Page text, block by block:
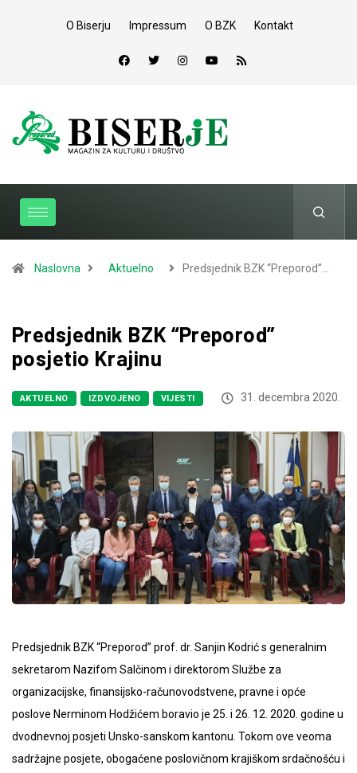
O Biserju Impressum O BZK Kontakt
Naslovna Aktuelno Predsjednik BZK “Preporod”…
Predsjednik BZK “Preporod”
posjetio Krajinu
AKTUELNO IZDVOJENO VIJESTI 31. decembra 2020.
Predsjednik BZK “Preporod” prof. dr. Sanjin Kodrić s generalnim
sekretarom Nazifom Salčinom i direktorom Službe za
organizacijske, finansijsko-računovodstvene, pravne i opće
poslove Nerminom Hodžićem boravio je 25. i 26. 12. 2020. godine u
dvodnevnoj posjeti Unsko-sanskom kantonu. Tokom ove veoma
sadržajne posjete, obogaćene poslovičnom krajiškom srdačnošću i